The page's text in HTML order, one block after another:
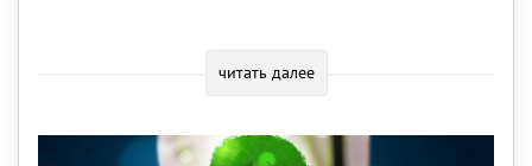
читать далее